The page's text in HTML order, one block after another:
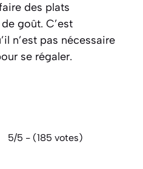
des plats
goût. C’est
n’est pas nécessaire
se régaler.
5/5 - (185 votes)